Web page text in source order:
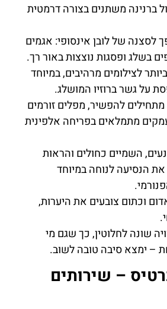
ברנינה משתנים בצורה דרמטית
לסצנה של לובן אינסופי: אגמים
בשלג ופסגות נוצצות באור רך.
לצילומים מרהיבים, במיוחד
על גשר ברוזיו המושלג.
להפשיר, מפלים זורמים
מתמלאים בפריחה אלפינית
השמיים כחולים והראות
הנסיעה לנוחה במיוחד
וכתום צובעים את היערות,
שונה לחלוטין, כך שגם מי
– ימצא סיבה טובה לשוב.
– שירותים